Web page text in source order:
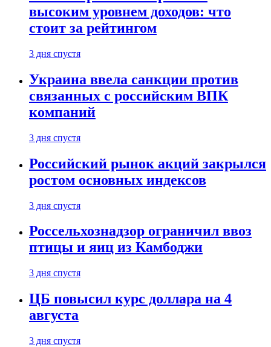
высоким уровнем доходов: что
стоит за рейтингом
3 дня спустя
Украина ввела санкции против
связанных с российским ВПК
компаний
3 дня спустя
Российский рынок акций закрылся
ростом основных индексов
3 дня спустя
Россельхознадзор ограничил ввоз
птицы и яиц из Камбоджи
3 дня спустя
ЦБ повысил курс доллара на 4
августа
3 дня спустя